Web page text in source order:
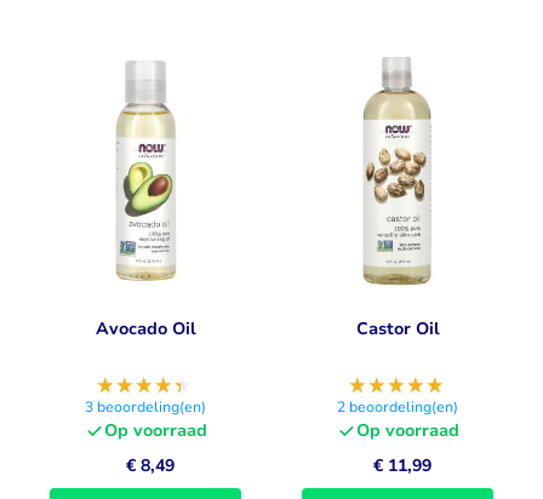
Avocado Oil
3 beoordeling(en)
Op voorraad
€ 8,49
Castor Oil
2 beoordeling(en)
Op voorraad
€ 11,99